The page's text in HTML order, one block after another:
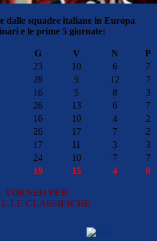
dalle squadre italiane in Europa
e le prime 5 giornate:
G V N
P
23 10 6
7
28 9 12
7
16 5 8
3
26 13 6
7
16 10 4
2
26 17 7
2
17 11 3
3
24 10 7
7
19 15 4 0
TORNEO PER
LE CLASSIFICHE